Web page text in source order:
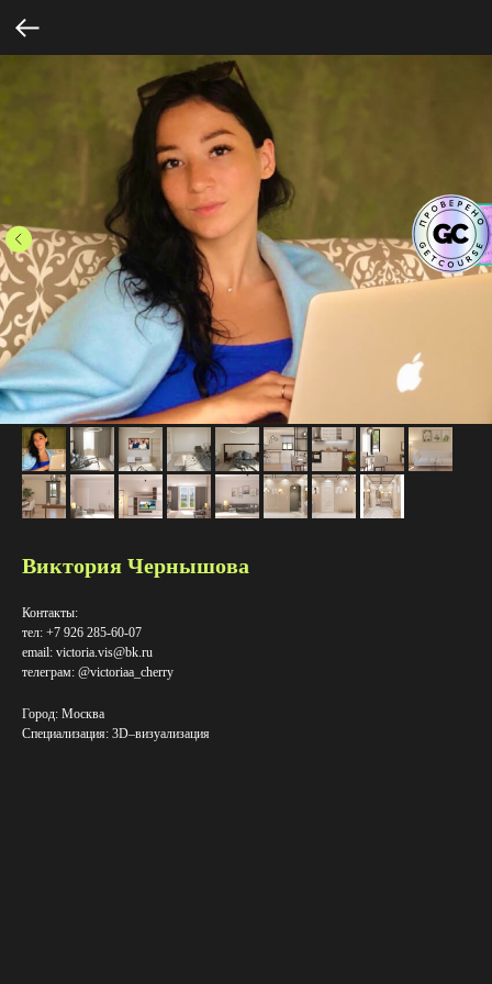
Виктория Чернышова
Контакты:
тел: +7 926 285-60-07
email: victoria.vis@bk.ru
телеграм: @victoriaa_cherry
Город: Москва
Специализация: 3D–визуализация